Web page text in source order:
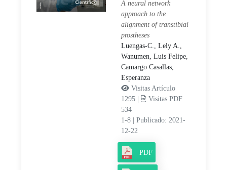
A neural network
approach to the
alignment of transtibial
prostheses
Luengas-C., Lely A.,
Wanumen, Luis Felipe,
Camargo Casallas,
Esperanza
Visitas Artículo
1295 |
Visitas PDF
534
1-8
Publicado: 2021-
12-22
PDF